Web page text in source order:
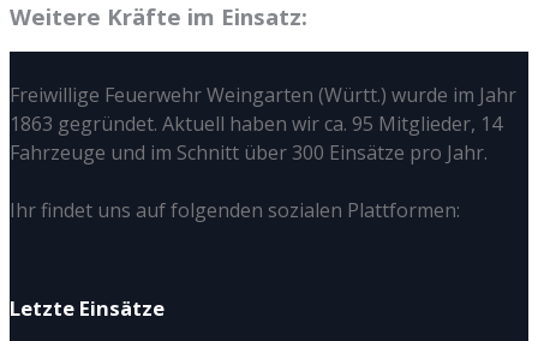
Weitere Kräfte im Einsatz:
Freiwillige Feuerwehr Weingarten (Württ.) wurde im Jahr
1863 gegründet. Aktuell haben wir ca. 95 Mitglieder, 14
Fahrzeuge und im Schnitt über 300 Einsätze pro Jahr.
Ihr findet uns auf folgenden sozialen Plattformen:
Letzte Einsätze